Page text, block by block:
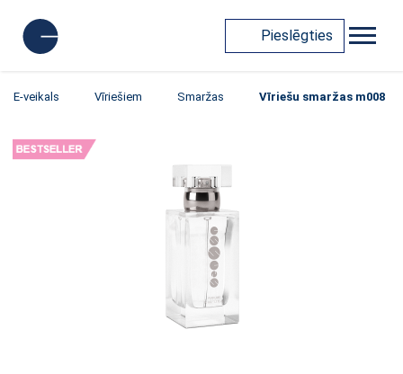
Pieslēgties
E-veikals Vīriešiem Smaržas Vīriešu smaržas m008